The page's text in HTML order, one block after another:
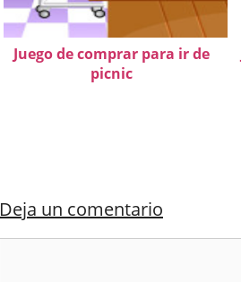
Juego de comprar para ir de
picnic
Deja un comentario